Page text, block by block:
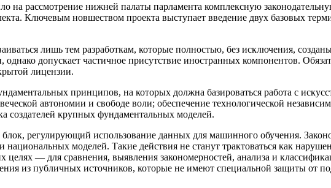
на рассмотрение нижней палаты парламента комплексную
Ключевым новшеством проекта выступает введение двух базовых
лишь тем разработкам, которые полностью, без исключения,
однако допускает частичное присутствие иностранных компонентов.
лицензии.
принципов, на которых должна базироваться работа с
автономии и свободе воли; обеспечение технологической
создателей крупных фундаментальных моделей.
регулирующий использование данных для машинного обучения.
национальных моделей. Такие действия не станут трактоваться как
целях — для сравнения, выявления закономерностей, анализа и
из публичных источников, которые не имеют специальной защиты от